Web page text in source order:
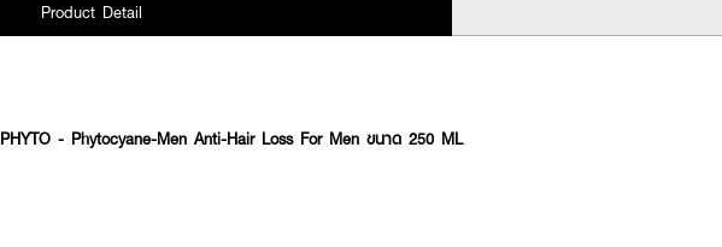
Product Detail
PHYTO - Phytocyane-Men Anti-Hair Loss For Men ขนาด 250 ML